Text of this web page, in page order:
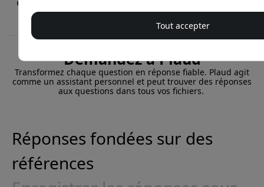
Demandez à Plaud
Transformez chaque question en réponse fiable. Plaud agit
comme un assistant personnel et peut trouver des réponses
aux questions dans tous vos fichiers.
Réponses fondées sur des
références
Tout accepter